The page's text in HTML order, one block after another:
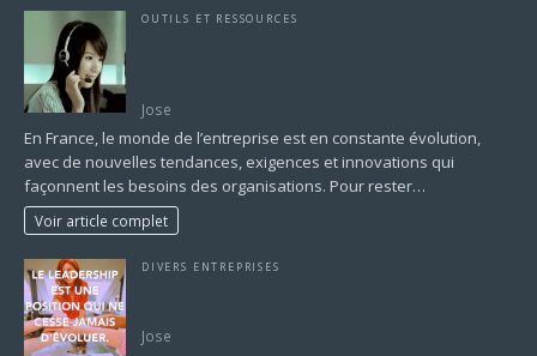
OUTILS ET RESSOURCES
Jose
En France, le monde de l’entreprise est en constante évolution,
avec de nouvelles tendances, exigences et innovations qui
façonnent les besoins des organisations. Pour rester…
Voir article complet
DIVERS ENTREPRISES
Jose